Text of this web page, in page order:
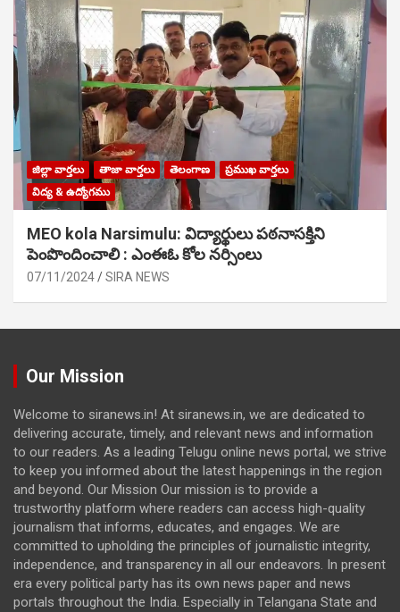
జిల్లా వార్తలు తాజా వార్తలు తెలంగాణ
ప్రముఖ వార్తలు
విద్య & ఉద్యోగము
MEO kola Narsimulu: విద్యార్థులు పఠ‌నాసక్తిని
పెంపొందించాలి : ఎంఈఓ కోల నర్సింలు
07/11/2024 SIRA NEWS
Our Mission
Welcome to siranews.in! At siranews.in, we are dedicated to
delivering accurate, timely, and relevant news and information
to our readers. As a leading Telugu online news portal, we strive
to keep you informed about the latest happenings in the region
and beyond. Our Mission Our mission is to provide a
trustworthy platform where readers can access high-quality
journalism that informs, educates, and engages. We are
committed to upholding the principles of journalistic integrity,
independence, and transparency in all our endeavors. In present
era every political party has its own news paper and news
portals throughout the India. Especially in Telangana State and